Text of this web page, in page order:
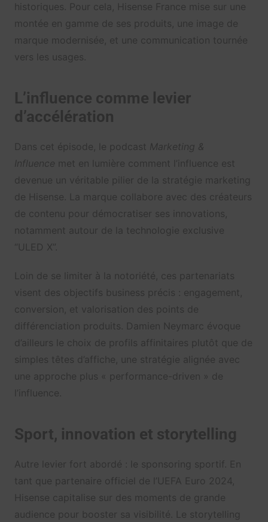
historiques. Pour cela, Hisense France mise sur une
montée en gamme de ses produits, une image de
marque modernisée, et une communication tournée
vers les usages.
L’influence comme levier
d’accélération
Dans cet épisode, le podcast Marketing &
Influence met en lumière comment l’influence est
devenue un véritable pilier de la stratégie marketing
de Hisense. La marque collabore avec des créateurs
de contenu pour démocratiser ses innovations,
notamment autour de la technologie exclusive
“ULED X”.
Loin de se limiter à la notoriété, ces partenariats
visent des objectifs business précis : engagement,
conversion, et valorisation des points de
différenciation produits. Damien Neymarc évoque
d’ailleurs le choix de profils affinitaires plutôt que de
simples têtes d’affiche, une stratégie alignée avec
une approche plus « performance-driven » de
l’influence.
Sport, innovation et storytelling
Autre levier fort abordé : le sponsoring sportif. En
tant que partenaire officiel de l’UEFA Euro 2024,
Hisense capitalise sur des moments de grande
audience pour booster sa visibilité. Le storytelling